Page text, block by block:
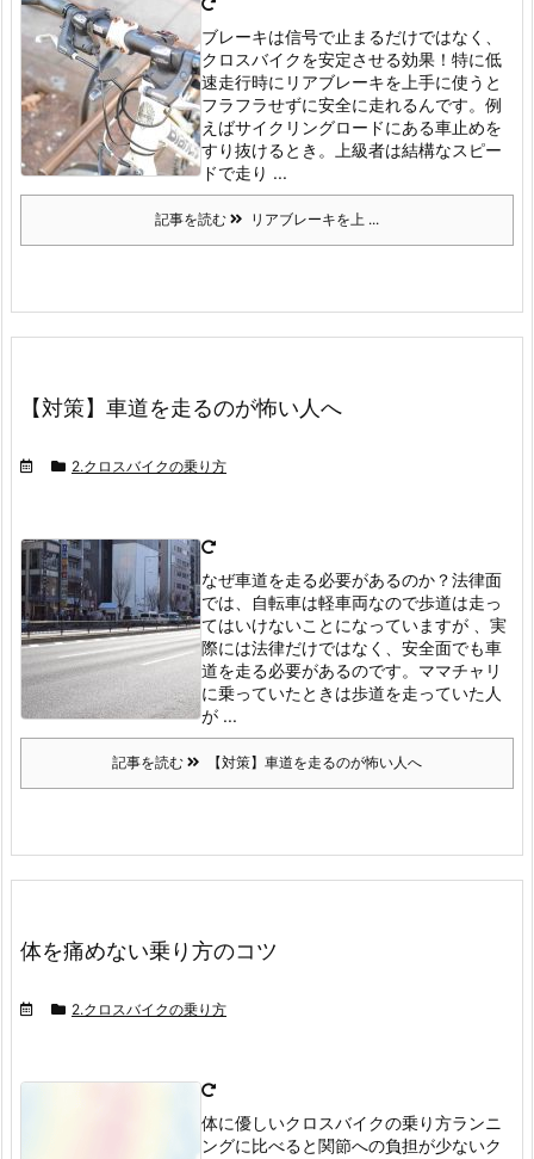
ブレーキは信号で止まるだけではなく、
クロスバイクを安定させる効果！特に低
速走行時にリアブレーキを上手に使うと
フラフラせずに安全に走れるんです。 例
えばサイクリングロードにある車止めを
すり抜けるとき。 上級者は結構なスピー
ドで走り ...
記事を読む リアブレーキを上 ...
【対策】車道を走るのが怖い人へ
2.クロスバイクの乗り方
なぜ車道を走る必要があるのか？法律面
では、自転車は軽車両なので歩道は走っ
てはいけないことになっていますが 、実
際には法律だけではなく、安全面でも車
道を走る必要があるのです。 ママチャリ
に乗っていたときは歩道を走っていた人
が ...
記事を読む 【対策】車道を走るのが怖い人へ
体を痛めない乗り方のコツ
2.クロスバイクの乗り方
体に優しいクロスバイクの乗り方ランニ
ングに比べると関節への負担が少ないク